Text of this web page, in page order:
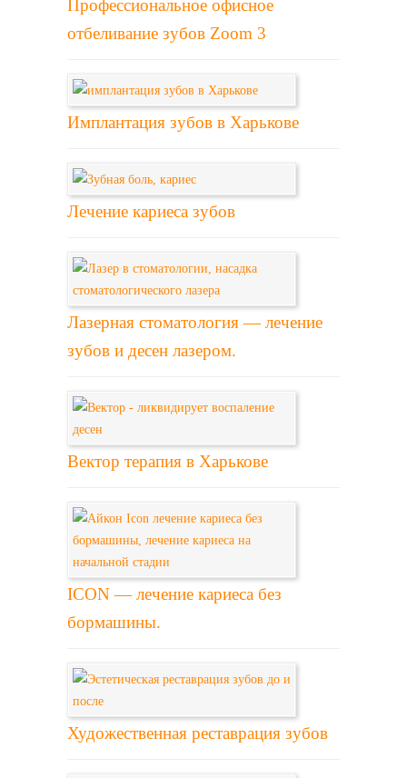
Профессиональное офисное
отбеливание зубов Zoom 3
Имплантация зубов в Харькове
Лечение кариеса зубов
Лазерная стоматология — лечение
зубов и десен лазером.
Вектор терапия в Харькове
ICON — лечение кариеса без
бормашины.
Художественная реставрация зубов